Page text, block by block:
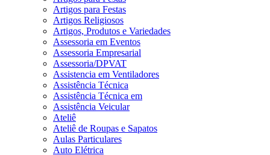
Artigos para Festas
Artigos Religiosos
Artigos, Produtos e Variedades
Assessoria em Eventos
Assessoria Empresarial
Assessoria/DPVAT
Assistencia em Ventiladores
Assistência Técnica
Assistência Técnica em
Assistência Veicular
Ateliê
Ateliê de Roupas e Sapatos
Aulas Particulares
Auto Elétrica